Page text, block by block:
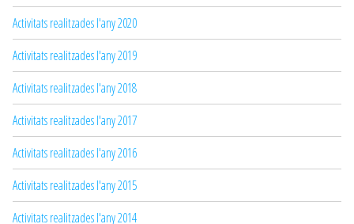
Activitats realitzades l'any 2020
Activitats realitzades l'any 2019
Activitats realitzades l'any 2018
Activitats realitzades l'any 2017
Activitats realitzades l'any 2016
Activitats realitzades l'any 2015
Activitats realitzades l'any 2014